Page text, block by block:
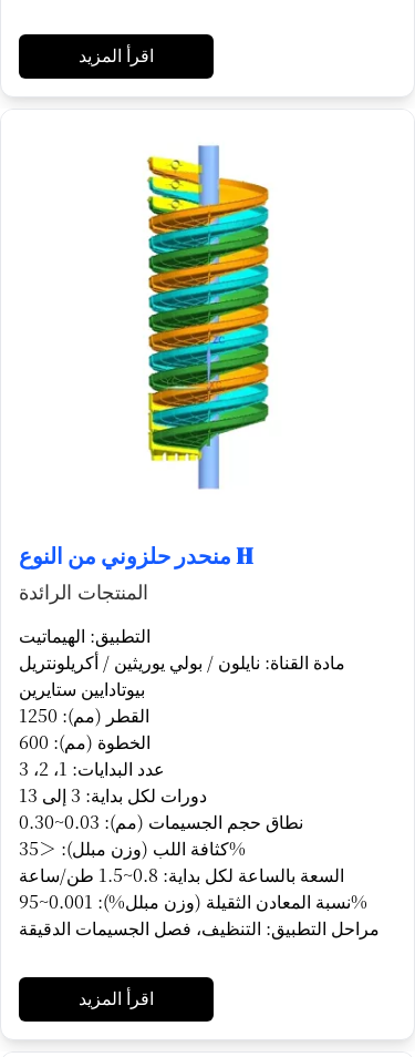
اقرأ المزيد
منحدر حلزوني من النوع H
المنتجات الرائدة
التطبيق: الهيماتيت
مادة القناة: نايلون / بولي يوريثين / أكريلونتريل
بيوتادايين ستايرين
القطر (مم): 1250
الخطوة (مم): 600
عدد البدايات: 1، 2، 3
دورات لكل بداية: 3 إلى 13
نطاق حجم الجسيمات (مم): 0.03~0.30
كثافة اللب (وزن مبلل): ＜35%
السعة بالساعة لكل بداية: 0.8~1.5 طن/ساعة
نسبة المعادن الثقيلة (وزن مبلل%): 0.001~95%
مراحل التطبيق: التنظيف، فصل الجسيمات الدقيقة
اقرأ المزيد